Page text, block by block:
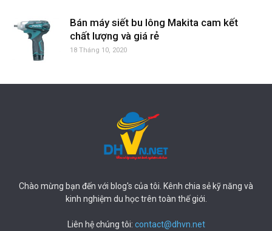
Bán máy siết bu lông Makita cam kết
chất lượng và giá rẻ
18 Tháng 10, 2020
Chào mừng bạn đến với blog's của tôi. Kênh chia sẻ kỹ năng và
kinh nghiệm du học trên toàn thế giới.
Liên hệ chúng tôi: contact@dhvn.net